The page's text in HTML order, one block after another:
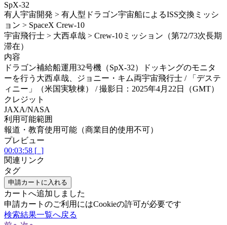
SpX-32
有人宇宙開発 > 有人型ドラゴン宇宙船によるISS交換ミッシ
ョン > SpaceX Crew-10
宇宙飛行士 > 大西卓哉 > Crew-10ミッション（第72/73次長期
滞在）
内容
ドラゴン補給船運用32号機（SpX-32）ドッキングのモニタ
ーを行う大西卓哉、ジョニー・キム両宇宙飛行士 / 「デステ
ィニー」（米国実験棟） / 撮影日：2025年4月22日（GMT）
クレジット
JAXA/NASA
利用可能範囲
報道・教育使用可能（商業目的使用不可）
プレビュー
00:03:58 [_]
関連リンク
タグ
申請カートに入れる
カートへ追加しました
申請カートのご利用にはCookieの許可が必要です
検索結果一覧へ戻る